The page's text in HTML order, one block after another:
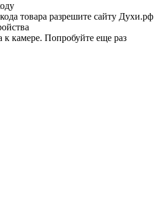
товара разрешите сайту Духи.рф
камере. Попробуйте еще раз